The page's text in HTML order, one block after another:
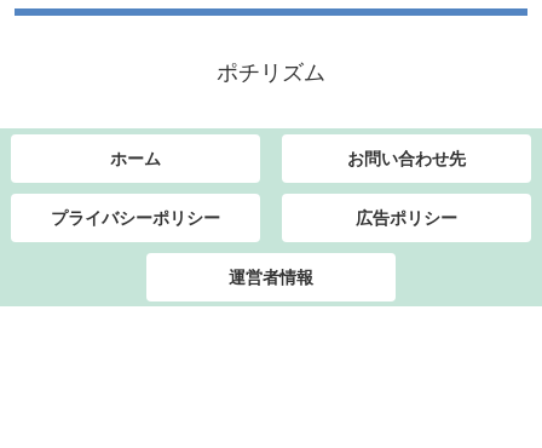
ポチリズム
ホーム お問い合わせ先
プライバシーポリシー 広告ポリシー
運営者情報